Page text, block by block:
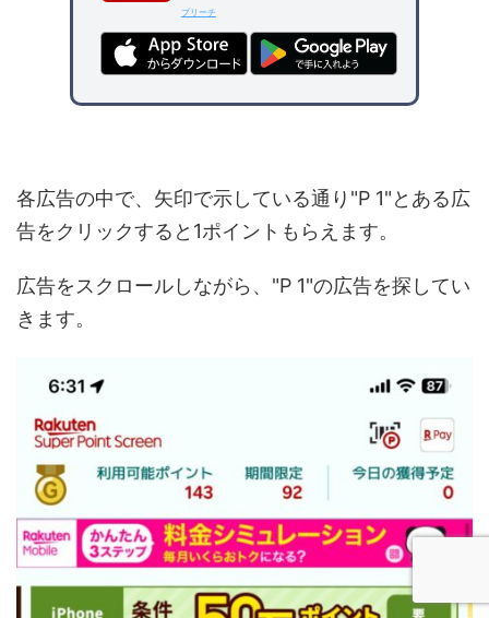
プリーチ
各広告の中で、矢印で示している通り"P 1"とある広
告をクリックすると1ポイントもらえます。
広告をスクロールしながら、"P 1"の広告を探してい
きます。